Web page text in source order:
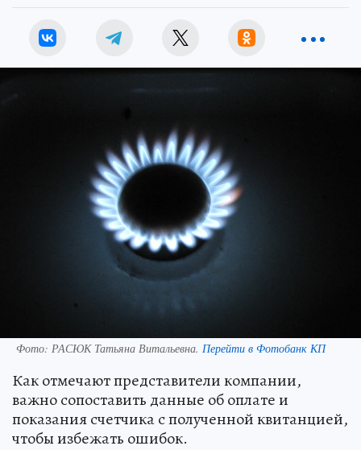
Фото: РАСЮК Татьяна Витальевна. Перейти в Фотобанк КП
Как отмечают представители компании,
важно сопоставить данные об оплате и
показания счетчика с полученной квитанцией,
чтобы избежать ошибок.